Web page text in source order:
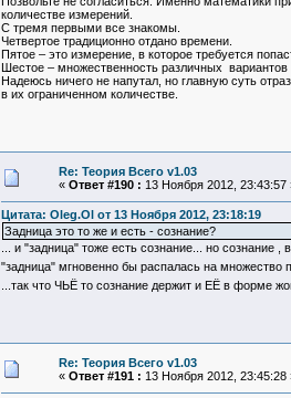
количестве измерений.
С тремя первыми все знакомы.
Четвертое традиционно отдано времени.
Пятое – это измерение, в которое требуется
Шестое – множественность различных вариантов
Надеюсь ничего не напутал, но главную суть
в их ограниченном количестве.
Re: Теория Всего v1.03
« Ответ #190 : 13 Ноября 2012, 23:43:57
Цитата: Oleg.Ol от 13 Ноября 2012, 23:18:19
Задница это то же и есть - сознание?
... и "задница" тоже есть сознание... но сознание
"задница" мгновенно бы распалась на
...так что ЧЬЁ то сознание держит и ЕЁ в форме
Re: Теория Всего v1.03
« Ответ #191 : 13 Ноября 2012, 23:45:28